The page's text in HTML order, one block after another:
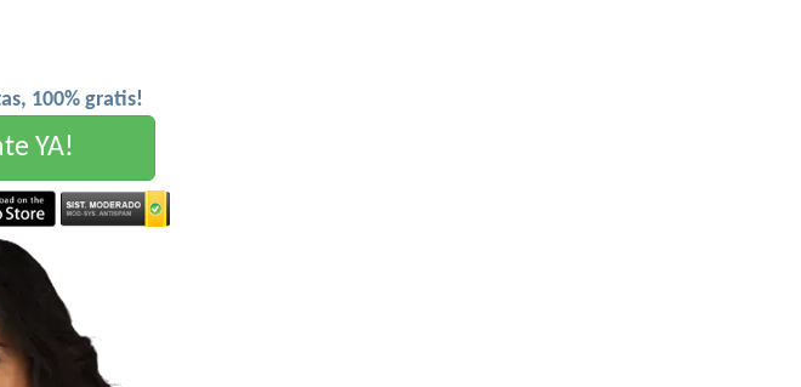
100% gratis!
YA!